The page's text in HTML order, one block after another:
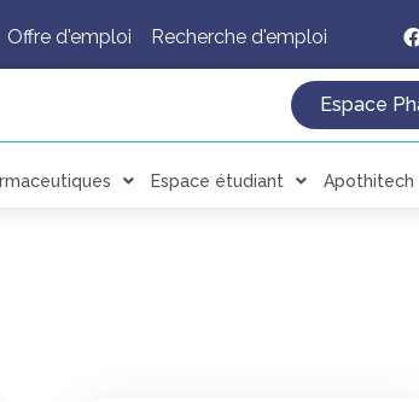
Offre d'emploi Recherche d'emploi
Espace
Espace étudiant Apothitech